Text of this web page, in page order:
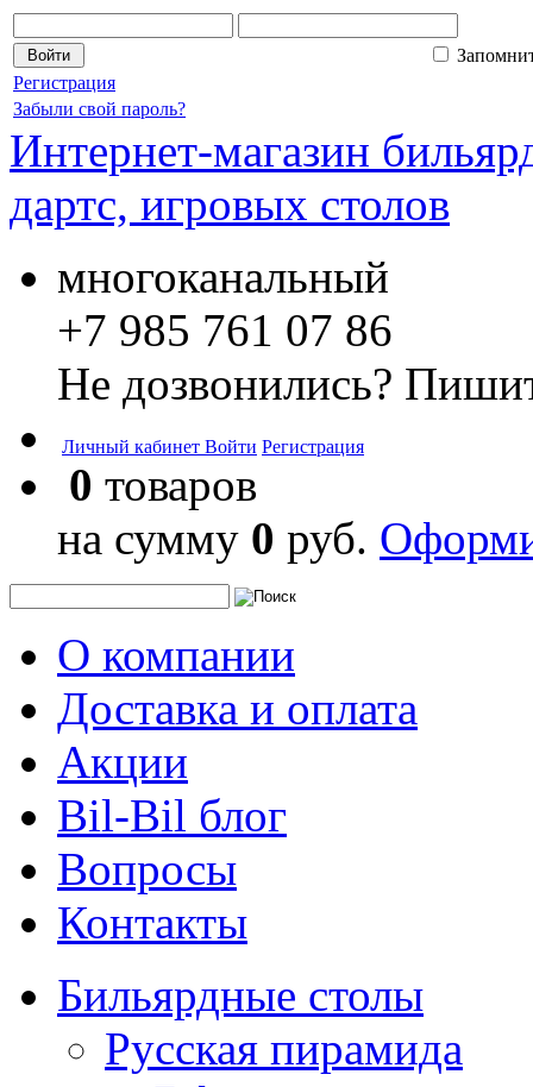
Регистрация
Забыли свой пароль?
Интернет-магазин
дартс, игровых столов
многоканальный
+7 985 761 07 86
Не дозвонились?
Личный кабинет Войти Регистрация
0 товаров
на сумму 0 руб.
О компании
Доставка и оплата
Акции
Bil-Bil блог
Вопросы
Контакты
Бильярдные столы
Русская пирамида